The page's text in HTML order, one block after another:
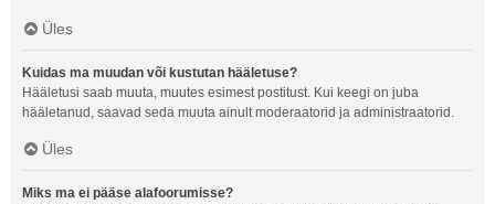
Üles
Kuidas ma muudan või kustutan hääletuse?
Hääletusi saab muuta, muutes esimest postitust. Kui keegi on juba
hääletanud, saavad seda muuta ainult moderaatorid ja administraatorid.
Üles
Miks ma ei pääse alafoorumisse?